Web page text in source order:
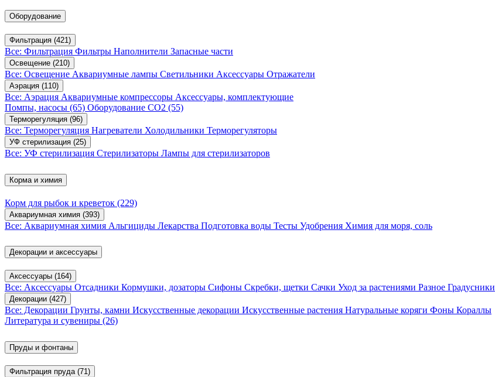
Оборудование
Фильтрация (421)
Все: Фильтрация Фильтры Наполнители Запасные части
Освещение (210)
Все: Освещение Аквариумные лампы Светильники Аксессуары Отражатели
Аэрация (110)
Все: Аэрация Аквариумные компрессоры Аксессуары, комплектующие
Помпы, насосы (65) Оборудование CO2 (55)
Терморегуляция (96)
Все: Терморегуляция Нагреватели Холодильники Терморегуляторы
УФ стерилизация (25)
Все: УФ стерилизация Стерилизаторы Лампы для стерилизаторов
Корма и химия
Корм для рыбок и креветок (229)
Аквариумная химия (393)
Все: Аквариумная химия Альгициды Лекарства Подготовка воды Тесты Удобрения Химия для моря, соль
Декорации и аксессуары
Аксессуары (164)
Все: Аксессуары Отсадники Кормушки, дозаторы Сифоны Скребки, щетки Сачки Уход за растениями Разное Градусники
Декорации (427)
Все: Декорации Грунты, камни Искусственные декорации Искусственные растения Натуральные коряги Фоны Кораллы
Литература и сувениры (26)
Пруды и фонтаны
Фильтрация пруда (71)